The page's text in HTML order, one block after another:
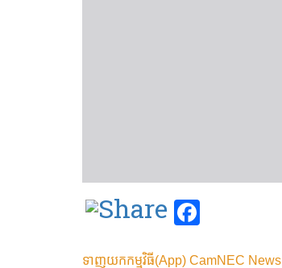
ទាញយកកម្មវិធី(App) CamNEC News